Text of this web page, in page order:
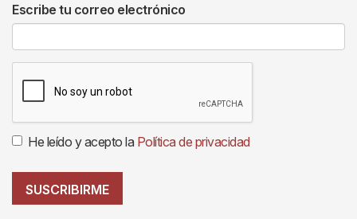
Escribe tu correo electrónico
He leído y acepto la Política de privacidad
SUSCRIBIRME